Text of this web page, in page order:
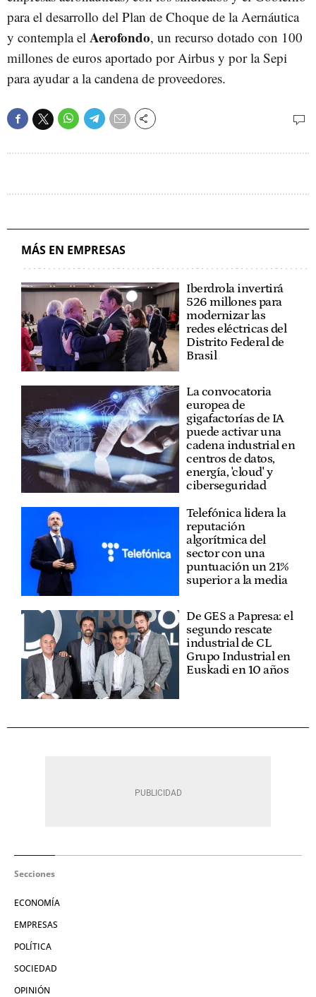
para el desarrollo del Plan de Choque de la Aernáutica
y contempla el Aerofondo, un recurso dotado con 100
millones de euros aportado por Airbus y por la Sepi
para ayudar a la candena de proveedores.
MÁS EN EMPRESAS
Iberdrola invertirá
526 millones para
modernizar las
redes eléctricas del
Distrito Federal de
Brasil
La convocatoria
europea de
gigafactorías de IA
puede activar una
cadena industrial en
centros de datos,
energía, 'cloud' y
ciberseguridad
Telefónica lidera la
reputación
algorítmica del
sector con una
puntuación un 21%
superior a la media
De GES a Papresa: el
segundo rescate
industrial de CL
Grupo Industrial en
Euskadi en 10 años
Secciones
ECONOMÍA
EMPRESAS
POLÍTICA
SOCIEDAD
OPINIÓN